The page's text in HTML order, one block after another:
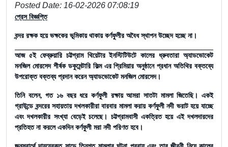
Posted Date: 16-02-2026 07:08:19
প্রেস বিজ্ঞপ্তি
বন্দর রক্ষক হয়ে ভক্ষকের ভূমিকায় থাকায় কর্ণফুলীর অবৈধ স্থাপন উচ্ছেদ হচ্ছে না।
আজ ৫ই ফেব্রুয়ারি চট্টগ্রাম থিয়েটার ইনস্টিটিউটে কালের ধ্রুবতারা অ্যাডভোকেট
মনজিল মোরসেদ শীর্ষক ডকুমেন্টারি ফিল্ম এর প্রিমিয়ার অনুষ্ঠানে প্রধান অতিথির বক্তব্যে
উপরোক্ত বক্তব্য প্রদান করেন অ্যাডভোকেট মনজিল মোরসেদ।
তিনি বলেন, গত ১৬ বছর ধরে কর্ণফুলী রক্ষায় আমরা সাতটা মামলা জিতেছি। একই
গ্রাউন্ডে বন্দরের সহায়তায় দখলকারীরা বারবার মামলা করায় কর্ণফুলী নদী ভরাট হয়ে যাচ্ছে
এবং দখলকারীর সংখ্যা বেড়েই চলেছে। চট্টগ্রামবাসী একত্রিত হয়ে এই দখলদারদের
প্রতিহত না করলে একদিন কর্ণফুলী মরা নদী পরিণত হবে।